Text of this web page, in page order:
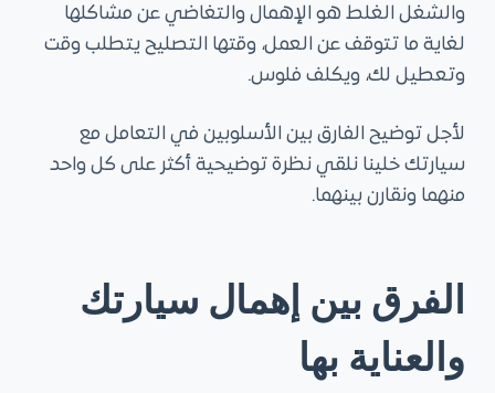
والشغل الغلط هو الإهمال والتغاضي عن مشاكلها
لغاية ما تتوقف عن العمل، وقتها التصليح يتطلب وقت
وتعطيل لك، ويكلف فلوس.
لأجل توضيح الفارق بين الأسلوبين في التعامل مع
سيارتك خلينا نلقي نظرة توضيحية أكثر على كل واحد
منهما ونقارن بينهما.
الفرق بين إهمال سيارتك
والعناية بها